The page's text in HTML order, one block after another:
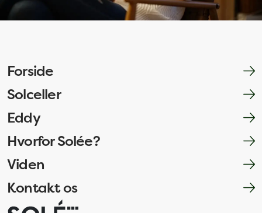
Forside
Solceller
Eddy
Hvorfor Solée?
Viden
Kontakt os